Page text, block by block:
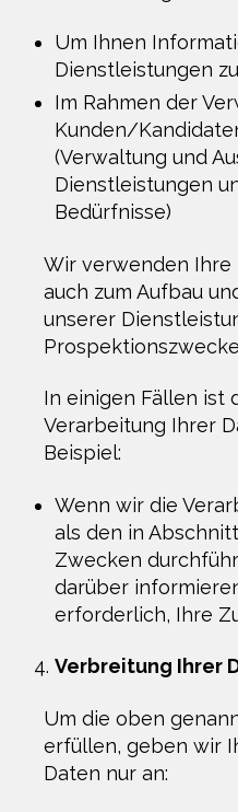
Um Ihnen
Dienstleistungen
Im Rahmen der
Kunden/
(Verwaltung und
Dienstleistungen
Bedürfnisse)
Wir verwenden
auch zum Aufbau
unserer
In einigen Fällen ist
Verarbeitung Ihrer
Beispiel:
Wenn wir die
als den in
Zwecken
darüber
erforderlich, Ihre
Verbreitung Ihrer
Um die oben
erfüllen, geben wir
Daten nur an: